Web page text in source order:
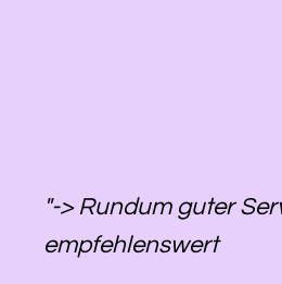
"-> Rundum guter
empfehlenswert